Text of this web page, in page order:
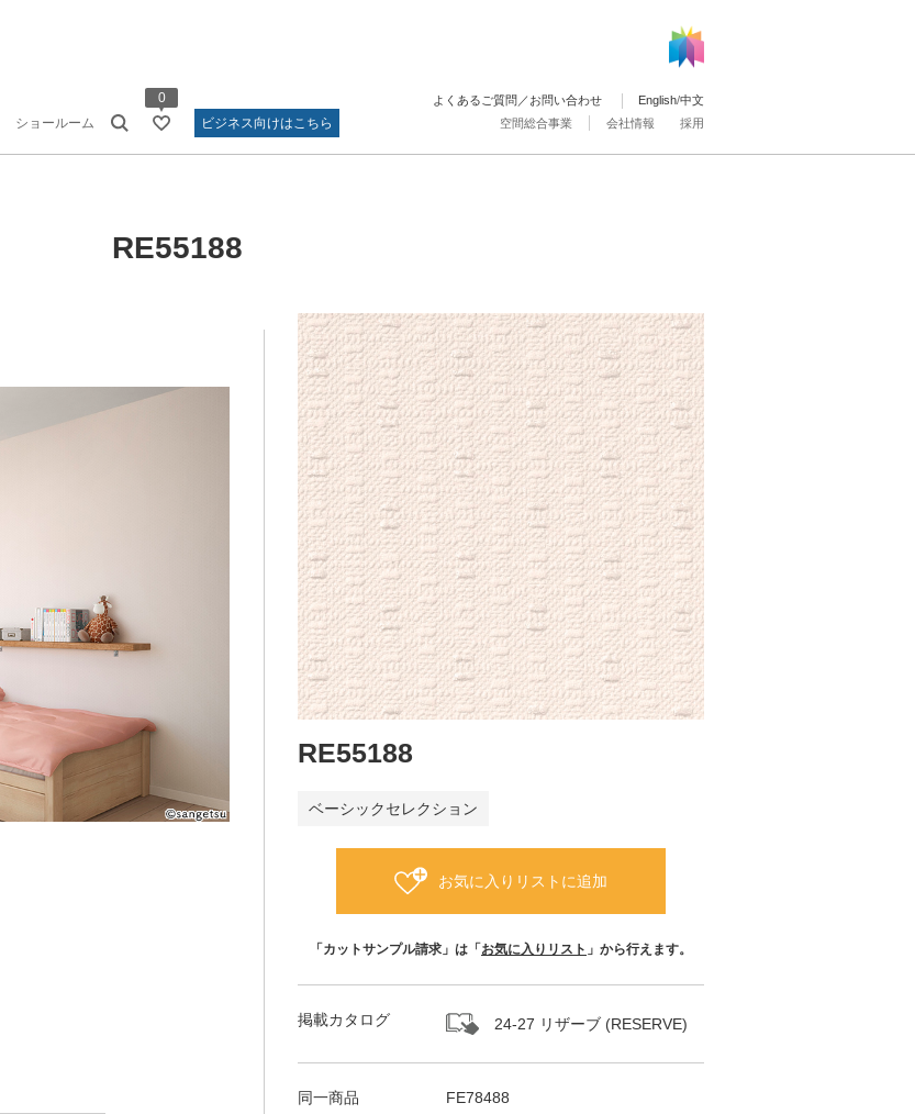
ショールーム
0
ビジネス向けはこちら
空間総合事業 会社情報 採用
よくあるご質問／お問い合わせ English/中文
RE55188
RE55188
ベーシックセレクション
お気に入りリストに追加
「カットサンプル請求」は「 お気に入りリスト 」から行えます。
掲載カタログ 24-27 リザーブ (RESERVE)
同一商品 FE78488